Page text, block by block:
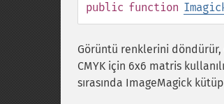
public function
Görüntü renklerini
CMYK için 6x6 matris
sırasında ImageMagick